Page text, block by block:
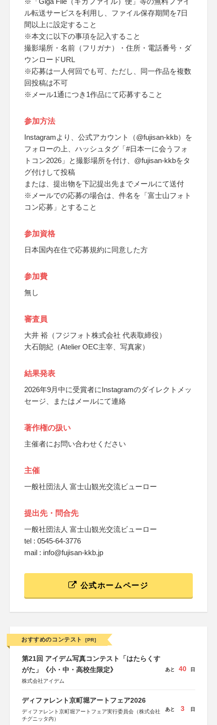
ル転送サービスを利用し、ファイル保存期間を7日
間以上に設定すること
※本文に以下の事項を記入すること
撮影場所・名前（フリガナ）・住所・電話番号・ダ
ウンロードURL
※応募は一人何回でも可、ただし、同一作品を複数
回投稿は不可
※メール1通につき1作品にて応募すること
参加方法
Instagramより、公式アカウント（@fujisan-kkb）を
フォローの上、ハッシュタグ「#日本一に会うフォ
トコン2026」と撮影場所を付け、@fujisan-kkbをタ
グ付けして投稿
または、提出物を下記提出先までメールにて送付
※メールでの応募の場合は、件名を「富士山フォト
コン応募」とすること
参加資格
日本国内在住で応募規約に同意した方
参加費
無し
審査員
大井 裕（フジフォト株式会社 代表取締役）
大石朗紀（Atelier OEC主宰、写真家）
結果発表
2026年9月中に受賞者にInstagramのダイレクトメッ
セージ、またはメールにて連絡
著作権の扱い
主催者にお問い合わせください
主催
一般社団法人 富士山観光交流ビューロー
提出先・問合先
一般社団法人 富士山観光交流ビューロー
tel : 0545-64-3776
mail : info@fujisan-kkb.jp
公式ホームページ
おすすめのコンテスト [PR]
第21回 アイデム写真コンテスト「はたらくす
がた」《小・中・高校生限定》
株式会社アイデム
あと 40 日
ディファレント京町堀アートフェア2026
ディファレント京町堀アートフェア実行委員会（株式会社
チグニッタ内）
あと 3 日